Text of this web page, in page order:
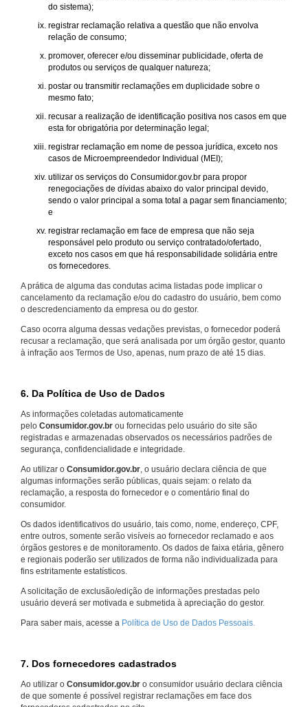
do sistema);
registrar reclamação relativa a questão que não envolva
relação de consumo;
promover, oferecer e/ou disseminar publicidade, oferta de
produtos ou serviços de qualquer natureza;
postar ou transmitir reclamações em duplicidade sobre o
mesmo fato;
recusar a realização de identificação positiva nos casos em que
esta for obrigatória por determinação legal;
registrar reclamação em nome de pessoa jurídica, exceto nos
casos de Microempreendedor Individual (MEI);
utilizar os serviços do Consumidor.gov.br para propor
renegociações de dívidas abaixo do valor principal devido,
sendo o valor principal a soma total a pagar sem financiamento;
e
registrar reclamação em face de empresa que não seja
responsável pelo produto ou serviço contratado/ofertado,
exceto nos casos em que há responsabilidade solidária entre
os fornecedores.
A prática de alguma das condutas acima listadas pode implicar o
cancelamento da reclamação e/ou do cadastro do usuário, bem como
o descredenciamento da empresa ou do gestor.
Caso ocorra alguma dessas vedações previstas, o fornecedor poderá
recusar a reclamação, que será analisada por um órgão gestor, quanto
à infração aos Termos de Uso, apenas, num prazo de até 15 dias.
6. Da Política de Uso de Dados
As informações coletadas automaticamente
pelo Consumidor.gov.br ou fornecidas pelo usuário do site são
registradas e armazenadas observados os necessários padrões de
segurança, confidencialidade e integridade.
Ao utilizar o Consumidor.gov.br , o usuário declara ciência de que
algumas informações serão públicas, quais sejam: o relato da
reclamação, a resposta do fornecedor e o comentário final do
consumidor.
Os dados identificativos do usuário, tais como, nome, endereço, CPF,
entre outros, somente serão visíveis ao fornecedor reclamado e aos
órgãos gestores e de monitoramento. Os dados de faixa etária, gênero
e regionais poderão ser utilizados de forma não individualizada para
fins estritamente estatísticos.
A solicitação de exclusão/edição de informações prestadas pelo
usuário deverá ser motivada e submetida à apreciação do gestor.
Para saber mais, acesse a Política de Uso de Dados Pessoais.
7. Dos fornecedores cadastrados
Ao utilizar o Consumidor.gov.br o consumidor usuário declara ciência
de que somente é possível registrar reclamações em face dos